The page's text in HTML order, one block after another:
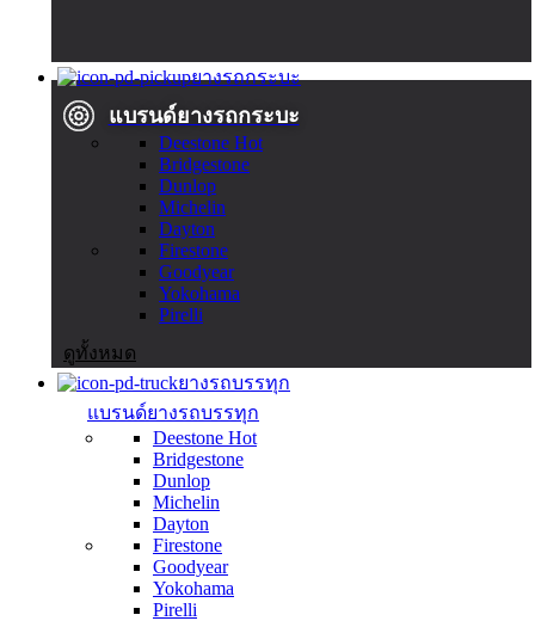
ยางรถกระบะ
แบรนด์ยางรถกระบะ
Deestone Hot
Bridgestone
Dunlop
Michelin
Dayton
Firestone
Goodyear
Yokohama
Pirelli
ดูทั้งหมด
ยางรถบรรทุก
แบรนด์ยางรถบรรทุก
Deestone Hot
Bridgestone
Dunlop
Michelin
Dayton
Firestone
Goodyear
Yokohama
Pirelli